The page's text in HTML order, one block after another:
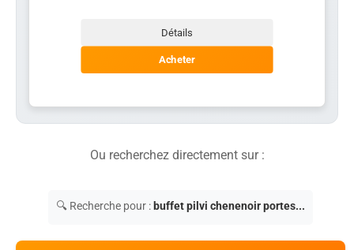
Détails
Acheter
Ou recherchez directement sur :
🔍 Recherche pour : buffet pilvi chenenoir portes...